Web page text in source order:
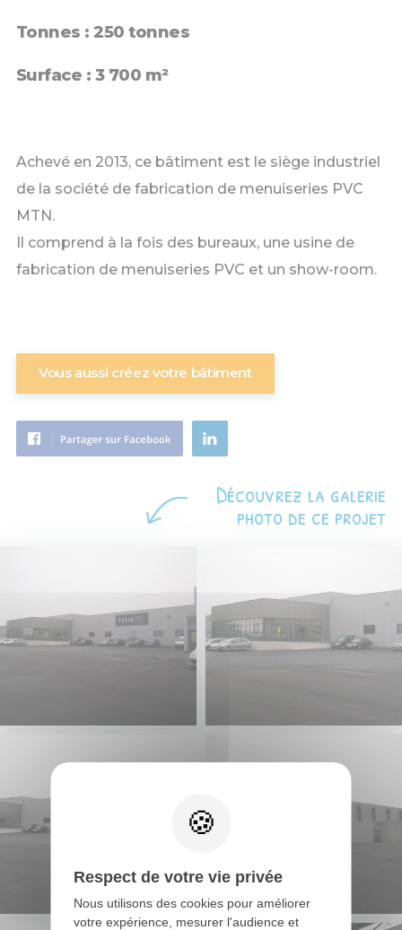
Tonnes : 250 tonnes
Surface : 3 700 m²
Achevé en 2013, ce bâtiment est le siège industriel
de la société de fabrication de menuiseries PVC
MTN.
Il comprend à la fois des bureaux, une usine de
fabrication de menuiseries PVC et un show-room.
Vous aussi créez votre bâtiment
Découvrez la galerie
photo de ce projet
Respect de votre vie privée
Nous utilisons des cookies pour améliorer
votre expérience, mesurer l'audience et